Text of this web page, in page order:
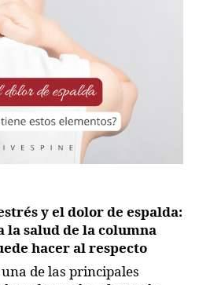
y el dolor de espalda:
la salud de la columna
hacer al respecto
de las principales